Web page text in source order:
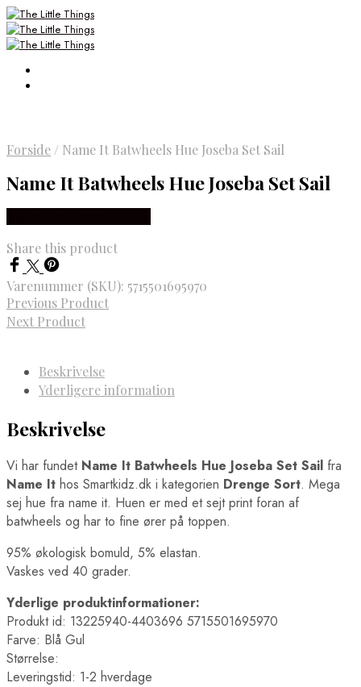
Forside / Name It Batwheels Hue Joseba Set Sail
Name It Batwheels Hue Joseba Set Sail
Share this product
Varenummer (SKU): 5715501695970
Previous Product
Next Product
Beskrivelse
Yderligere information
Beskrivelse
Vi har fundet Name It Batwheels Hue Joseba Set Sail fra
Name It hos Smartkidz.dk i kategorien Drenge Sort. Mega
sej hue fra name it. Huen er med et sejt print foran af
batwheels og har to fine ører på toppen.
95% økologisk bomuld, 5% elastan.
Vaskes ved 40 grader.
Yderlige produktinformationer:
Produkt id: 13225940-4403696 5715501695970
Farve: Blå Gul
Størrelse:
Leveringstid: 1-2 hverdage